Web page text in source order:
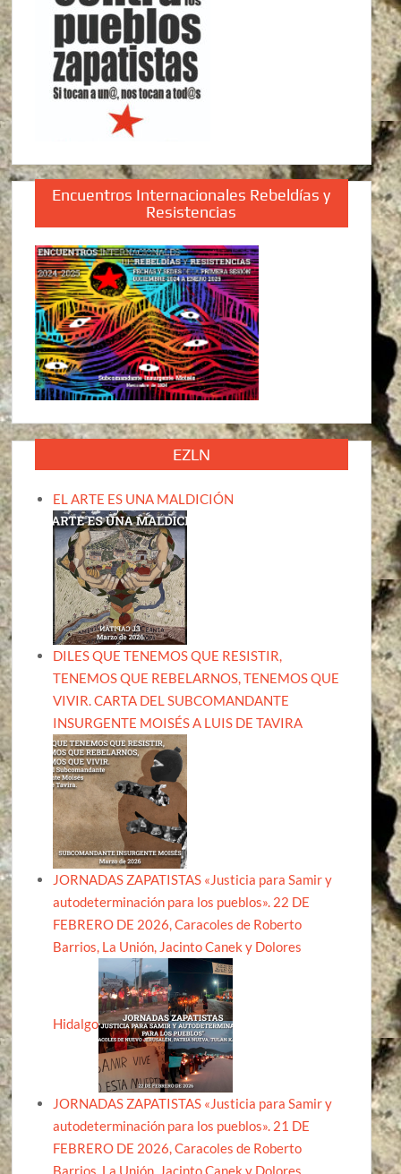
Encuentros Internacionales Rebeldías y
Resistencias
EZLN
EL ARTE ES UNA MALDICIÓN
DILES QUE TENEMOS QUE RESISTIR,
TENEMOS QUE REBELARNOS, TENEMOS QUE
VIVIR. CARTA DEL SUBCOMANDANTE
INSURGENTE MOISÉS A LUIS DE TAVIRA
JORNADAS ZAPATISTAS «Justicia para Samir y
autodeterminación para los pueblos». 22 DE
FEBRERO DE 2026, Caracoles de Roberto
Barrios, La Unión, Jacinto Canek y Dolores
Hidalgo
JORNADAS ZAPATISTAS «Justicia para Samir y
autodeterminación para los pueblos». 21 DE
FEBRERO DE 2026, Caracoles de Roberto
Barrios, La Unión, Jacinto Canek y Dolores